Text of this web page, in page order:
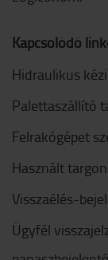
Kapcsolódó
Hidraulikus
Palettaszállító
Felrakógépet
Használt
Visszaélés-
Ügyfél